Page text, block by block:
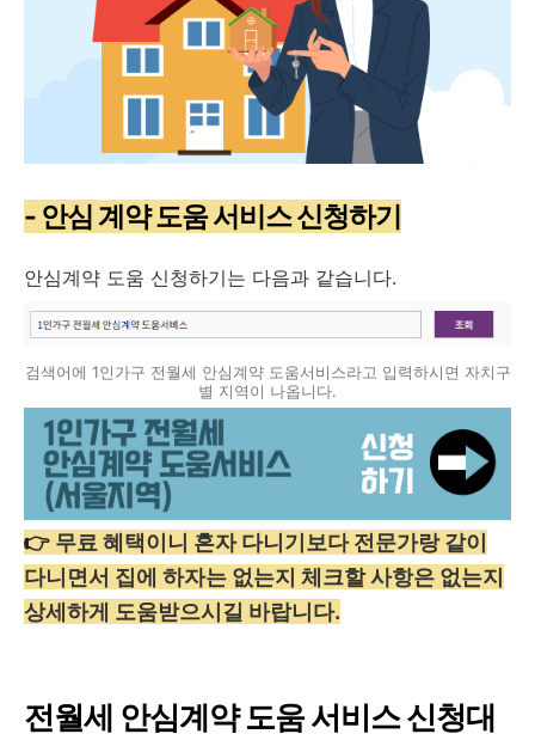
- 안심 계약 도움 서비스 신청하기
안심계약 도움 신청하기는 다음과 같습니다.
검색어에 1인가구 전월세 안심계약 도움서비스라고 입력하시면 자치구
별 지역이 나옵니다.
👉 무료 혜택이니 혼자 다니기보다 전문가랑 같이
다니면서 집에 하자는 없는지 체크할 사항은 없는지
상세하게 도움받으시길 바랍니다.
전월세 안심계약 도움 서비스 신청대